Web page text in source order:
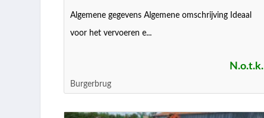
Algemene gegevens Algemene omschrijving Ideaal
voor het vervoeren e...
N.o.t.k.
Burgerbrug